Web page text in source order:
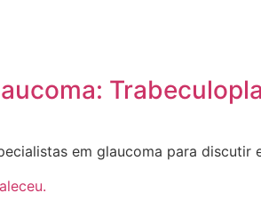
em glaucoma para